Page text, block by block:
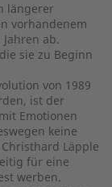
längerer
vorhandenem
ab.
sie zu Beginn
von 1989
ist der
Emotionen
keine
Läpple
für eine
werben.